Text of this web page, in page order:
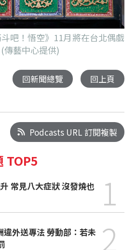
吧！悟空》11月將在台北偶戲
傳藝中心提供)
回新聞總覽 回上頁
Podcasts URL 訂閱複製
TOP5
1
外送專法 勞動部：若未 2